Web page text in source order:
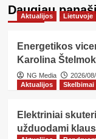
Daugiau
Aktualijos Lietuvoje
Energetikos
Karolina
NG Media
2026/
Aktualijos
Skelbimai
Elektriniai
užduodami